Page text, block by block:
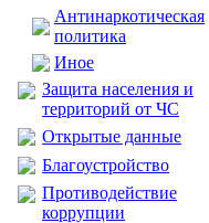
Антинаркотическая
политика
Иное
Защита населения и
территорий от ЧС
Открытые данные
Благоустройство
Противодействие
коррупции